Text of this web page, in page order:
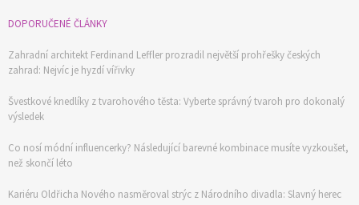
DOPORUČENÉ ČLÁNKY
Zahradní architekt Ferdinand Leffler prozradil největší prohřešky českých
zahrad: Nejvíc je hyzdí vířivky
Švestkové knedlíky z tvarohového těsta: Vyberte správný tvaroh pro dokonalý
výsledek
Co nosí módní influencerky? Následující barevné kombinace musíte vyzkoušet,
než skončí léto
Kariéru Oldřicha Nového nasměroval strýc z Národního divadla: Slavný herec